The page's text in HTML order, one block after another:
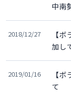
中南
2018/12/27
【
加し
2019/01/16
【
て